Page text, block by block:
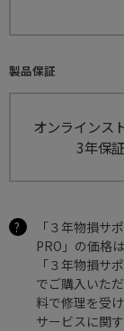
製品保証
オンラインス
3年保証
「３年物損サ
PRO」の価格
「３年物損サ
でご購入いた
料で修理を受
サービスに関